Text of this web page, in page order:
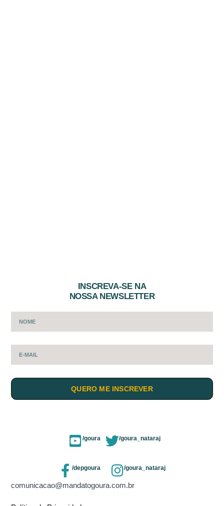
INSCREVA-SE NA
NOSSA NEWSLETTER
QUERO ME INSCREVER
/goura /goura_nataraj
/depgoura /goura_nataraj
comunicacao@mandatogoura.com.br